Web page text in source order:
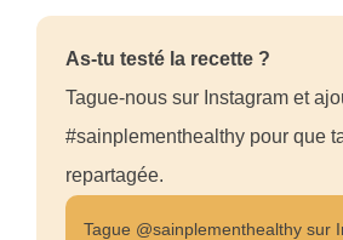
As-tu testé la recette ?
Tague-nous sur Instagram et
#sainplementhealthy pour que
repartagée.
Tague @sainplementhealthy sur